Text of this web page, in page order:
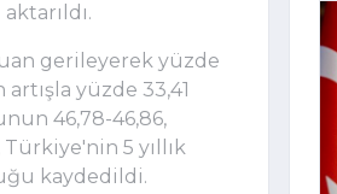
gerileyerek yüzde
yüzde 33,41
46,78-46,86,
5 yıllık
kaydedildi.